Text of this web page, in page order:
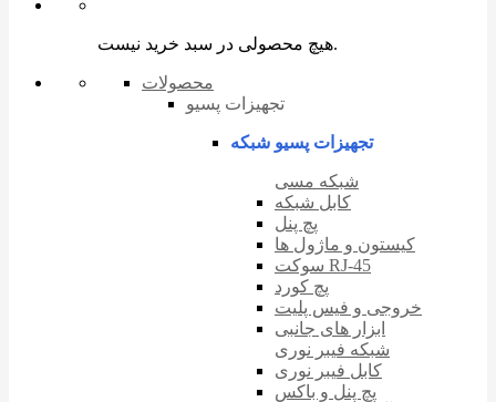
هیچ محصولی در سبد خرید نیست.
محصولات
تجهیزات پسیو
تجهیزات پسیو شبکه
شبکه مسی
کابل شبکه
پچ پنل
کیستون و ماژول ها
سوکت RJ-45
پچ کورد
خروجی و فیس پلیت
ابزار های جانبی
شبکه فیبر نوری
کابل فیبر نوری
پچ پنل و باکس